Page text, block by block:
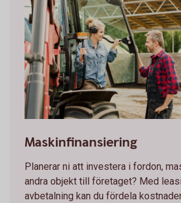
Maskinfinansiering
Planerar ni att investera i fordon,
andra objekt till företaget? Med
avbetalning kan du fördela